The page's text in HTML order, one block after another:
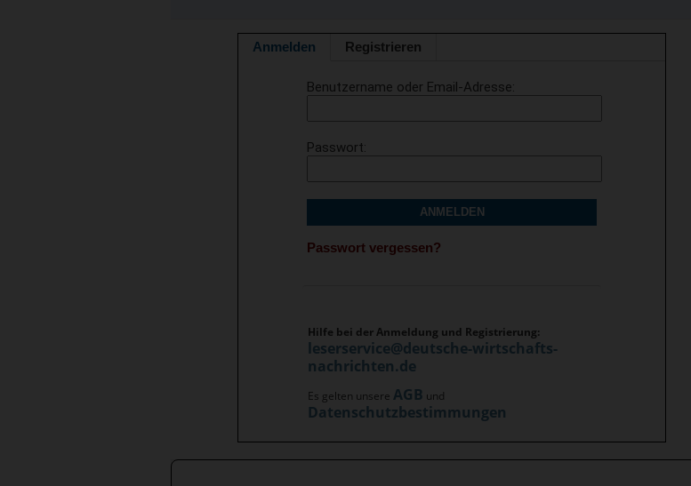
Anmelden Registrieren
Benutzername oder Email-Adresse
Passwort
ANMELDEN
Passwort vergessen?
Hilfe bei der Anmeldung und Registrierung:
leserservice@deutsche-wirtschafts-
nachrichten.de
Es gelten unsere AGB und
Datenschutzbestimmungen